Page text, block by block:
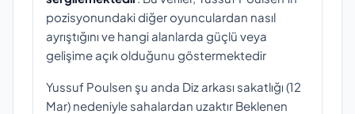
pozisyonundaki diğer oyunculardan nasıl
ayrıştığını ve hangi alanlarda güçlü veya
gelişime açık olduğunu göstermektedir
Yussuf Poulsen şu anda Diz arkası sakatlığı (12
Mar) nedeniyle sahalardan uzaktır Beklenen